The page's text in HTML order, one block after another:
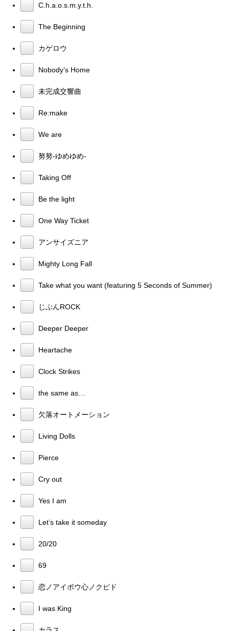
C.h.a.o.s.m.y.t.h.
The Beginning
カゲロウ
Nobody’s Home
未完成交響曲
Re:make
We are
努努-ゆめゆめ-
Taking Off
Be the light
One Way Ticket
アンサイズニア
Mighty Long Fall
Take what you want (featuring 5 Seconds of Summer)
じぶんROCK
Deeper Deeper
Heartache
Clock Strikes
the same as…
欠落オートメーション
Living Dolls
Pierce
Cry out
Yes I am
Let’s take it someday
20/20
69
恋ノアイボウ心ノクピド
I was King